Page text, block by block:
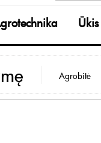
Ūkis
Agrobitė